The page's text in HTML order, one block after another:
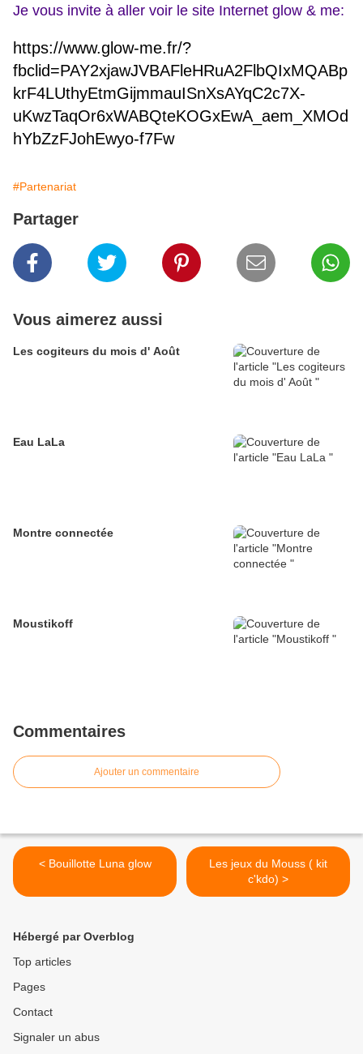
Je vous invite à aller voir le site Internet glow & me:
https://www.glow-me.fr/?
fbclid=PAY2xjawJVBAFleHRuA2FlbQIxMQABp
krF4LUthyEtmGijmmauISnXsAYqC2c7X-
uKwzTaqOr6xWABQteKOGxEwA_aem_XMOd
hYbZzFJohEwyo-f7Fw
#Partenariat
Partager
Vous aimerez aussi
Les cogiteurs du mois d' Août
Eau LaLa
Montre connectée
Moustikoff
Commentaires
Ajouter un commentaire
< Bouillotte Luna glow
Les jeux du Mouss ( kit
c'kdo) >
Hébergé par Overblog
Top articles
Pages
Contact
Signaler un abus